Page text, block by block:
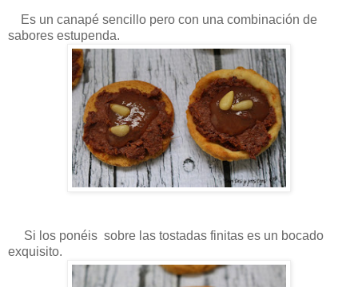
Es un canapé sencillo pero con una combinación de
sabores estupenda.
Si los ponéis sobre las tostadas finitas es un bocado
exquisito.